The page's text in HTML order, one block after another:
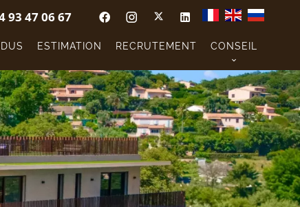
93 47 06 67
ESTIMATION RECRUTEMENT CONSEIL